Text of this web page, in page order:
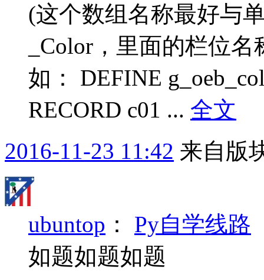
(这个数组名称最好与
_Color，里面的栏位
如： DEFINE
RECORD c01 ... 全文
2016-11-23 11:42 来自版
ubuntop ： Py自学线路
如题如题如题